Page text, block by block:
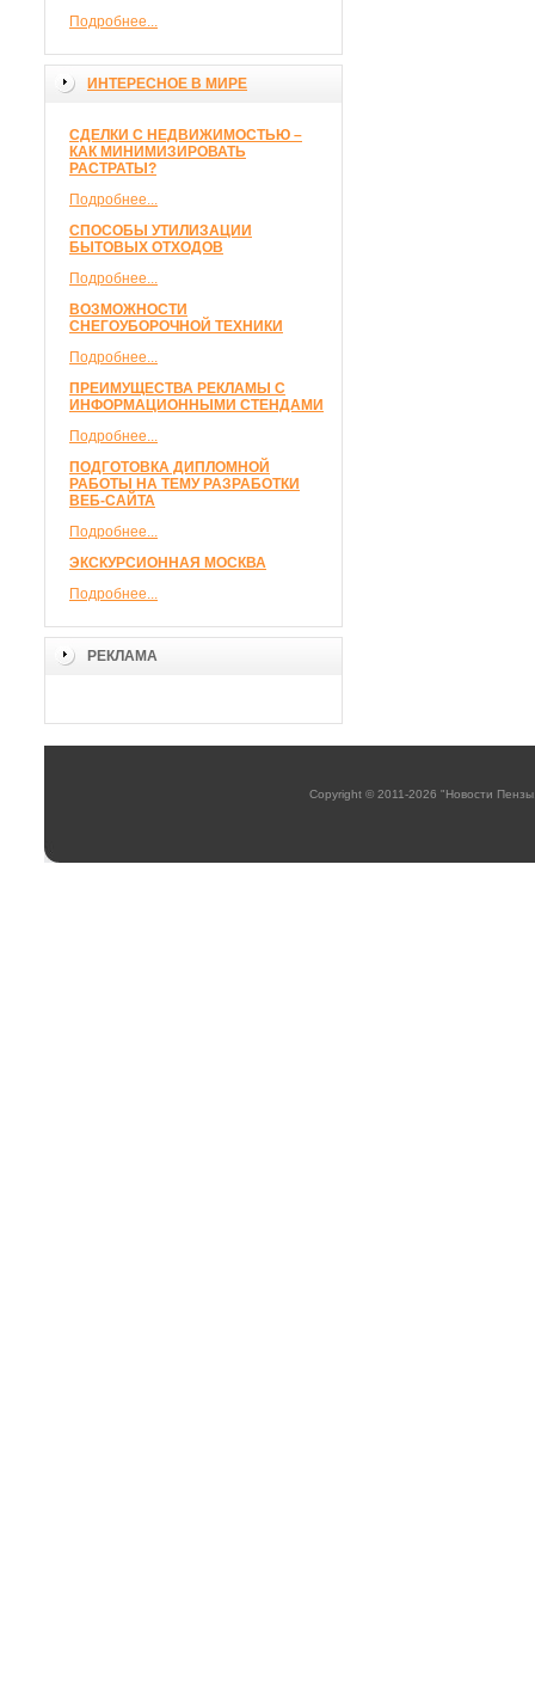
Подробнее...
ИНТЕРЕСНОЕ В МИРЕ
СДЕЛКИ С НЕДВИЖИМОСТЬЮ –
КАК МИНИМИЗИРОВАТЬ
РАСТРАТЫ?
Подробнее...
СПОСОБЫ УТИЛИЗАЦИИ
БЫТОВЫХ ОТХОДОВ
Подробнее...
ВОЗМОЖНОСТИ
СНЕГОУБОРОЧНОЙ ТЕХНИКИ
Подробнее...
ПРЕИМУЩЕСТВА РЕКЛАМЫ С
ИНФОРМАЦИОННЫМИ СТЕНДАМИ
Подробнее...
ПОДГОТОВКА ДИПЛОМНОЙ
РАБОТЫ НА ТЕМУ РАЗРАБОТКИ
ВЕБ-САЙТА
Подробнее...
ЭКСКУРСИОННАЯ МОСКВА
Подробнее...
РЕКЛАМА
Copyright © 2011-2026 "Новости